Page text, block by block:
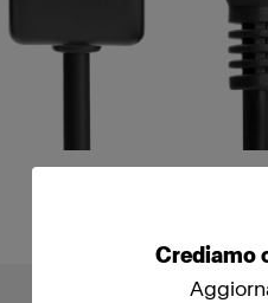
Crediamo